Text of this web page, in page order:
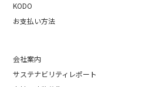
KODO
お支払い方法
会社案内
サステナビリティレポート